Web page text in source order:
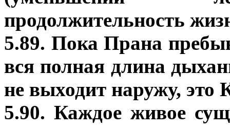
продолжительность
5.89. Пока Прана
вся полная длина
не выходит наружу, это
5.90. Каждое живое